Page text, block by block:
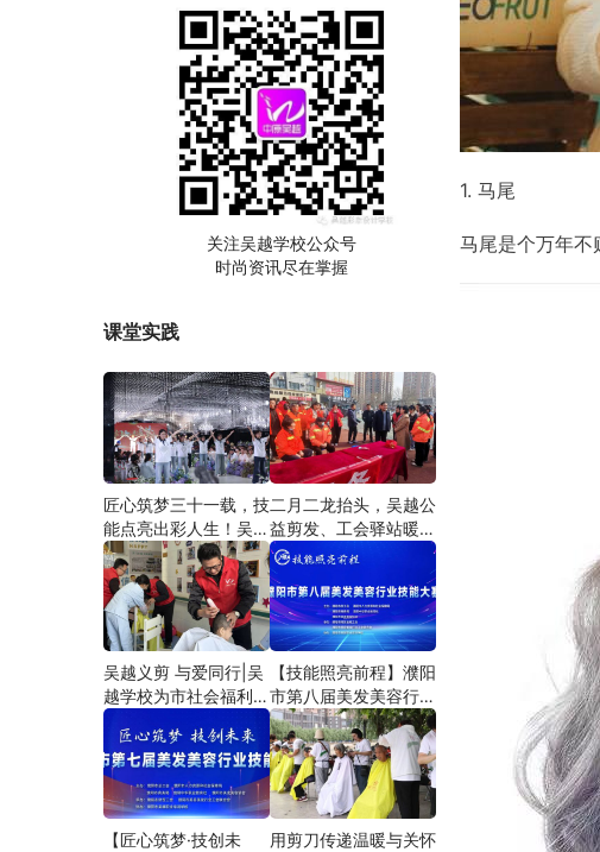
1. 马尾
马尾是个万年不
关注吴越学校公众号
时尚资讯尽在掌握
课堂实践
匠心筑梦三十一载，技
能点亮出彩人生！吴越
学校2026年学员学习
成果汇报会圆满成功！
二月二龙抬头，吴越公
益剪发、工会驿站暖人
心——义务剪发情暖户
外劳动者
吴越义剪 与爱同行|吴
越学校为市社会福利院
爱心义剪
【技能照亮前程】濮阳
市第八届美发美容行业
技能大赛圆满闭幕
【匠心筑梦·技创未
用剪刀传递温暖与关怀